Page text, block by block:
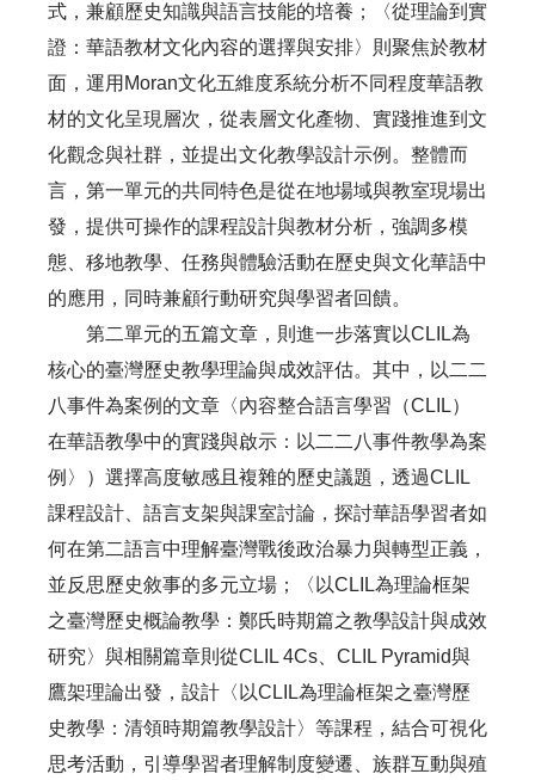
式，兼顧歷史知識與語言技能的培養；〈從理論到實
證：華語教材文化內容的選擇與安排〉則聚焦於教材
面，運用Moran文化五維度系統分析不同程度華語教
材的文化呈現層次，從表層文化產物、實踐推進到文
化觀念與社群，並提出文化教學設計示例。整體而
言，第一單元的共同特色是從在地場域與教室現場出
發，提供可操作的課程設計與教材分析，強調多模
態、移地教學、任務與體驗活動在歷史與文化華語中
的應用，同時兼顧行動研究與學習者回饋。
第二單元的五篇文章，則進一步落實以CLIL為
核心的臺灣歷史教學理論與成效評估。其中，以二二
八事件為案例的文章〈內容整合語言學習（CLIL）
在華語教學中的實踐與啟示：以二二八事件教學為案
例〉）選擇高度敏感且複雜的歷史議題，透過CLIL
課程設計、語言支架與課室討論，探討華語學習者如
何在第二語言中理解臺灣戰後政治暴力與轉型正義，
並反思歷史敘事的多元立場；〈以CLIL為理論框架
之臺灣歷史概論教學：鄭氏時期篇之教學設計與成效
研究〉與相關篇章則從CLIL 4Cs、CLIL Pyramid與
鷹架理論出發，設計〈以CLIL為理論框架之臺灣歷
史教學：清領時期篇教學設計〉等課程，結合可視化
思考活動，引導學習者理解制度變遷、族群互動與殖